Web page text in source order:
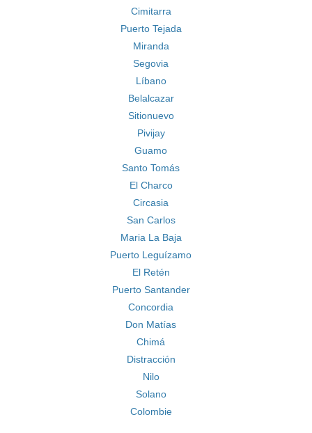
Cimitarra
Puerto Tejada
Miranda
Segovia
Líbano
Belalcazar
Sitionuevo
Pivijay
Guamo
Santo Tomás
El Charco
Circasia
San Carlos
Maria La Baja
Puerto Leguízamo
El Retén
Puerto Santander
Concordia
Don Matías
Chimá
Distracción
Nilo
Solano
Colombie